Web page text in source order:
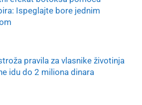
Ispeglajte bore jednim
pravila za vlasnike životinja
idu do 2 miliona dinara